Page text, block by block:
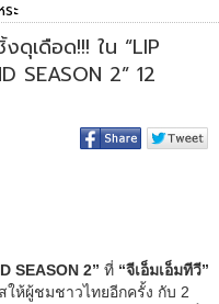
ะ
ดุเดือด!!! ใน “LIP
SEASON 2” 12
SEASON 2” ที่ “จีเอ็มเอ็มทีวี”
ห้ผู้ชมชาวไทยอีกครั้ง กับ 2